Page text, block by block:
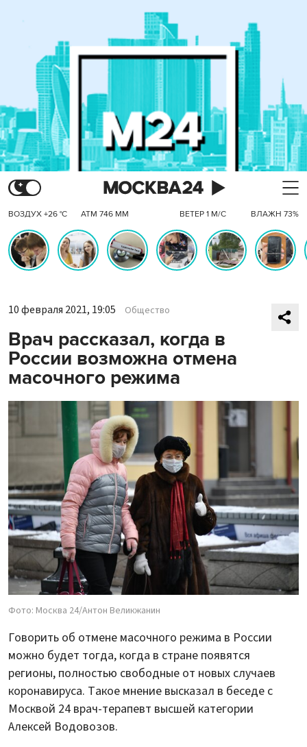
ВОЗДУХ +26 °C АТМ 746 ММ ВЕТЕР 1 М/С ВЛАЖН 73%
10 февраля 2021, 19:05 Общество
Врач рассказал, когда в
России возможна отмена
масочного режима
Фото: Москва 24/Антон Великжанин
Говорить об отмене масочного режима в России
можно будет тогда, когда в стране появятся
регионы, полностью свободные от новых случаев
коронавируса. Такое мнение высказал в беседе с
Москвой 24 врач-терапевт высшей категории
Алексей Водовозов.